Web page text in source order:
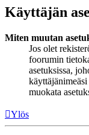
Käyttäjän
Miten muutan
Jos olet
foorumin
asetuksissa,
muokata
Ylös